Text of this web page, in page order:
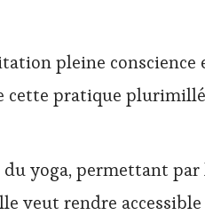
pleine conscience
cette pratique
yoga, permettant
veut rendre